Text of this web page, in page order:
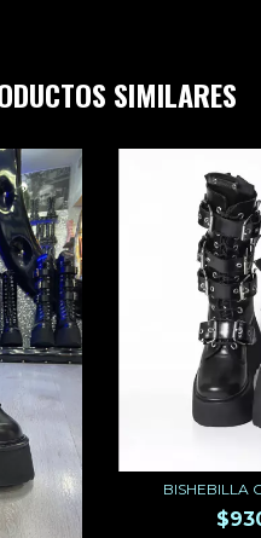
SIMILARES
BISHEBILLA